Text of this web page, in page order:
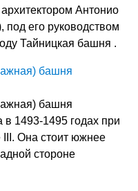
Антонио
его руководством
Тайницкая башня .
башня
башня
в 1493-1495 годах при
III. Она стоит южнее
стороне